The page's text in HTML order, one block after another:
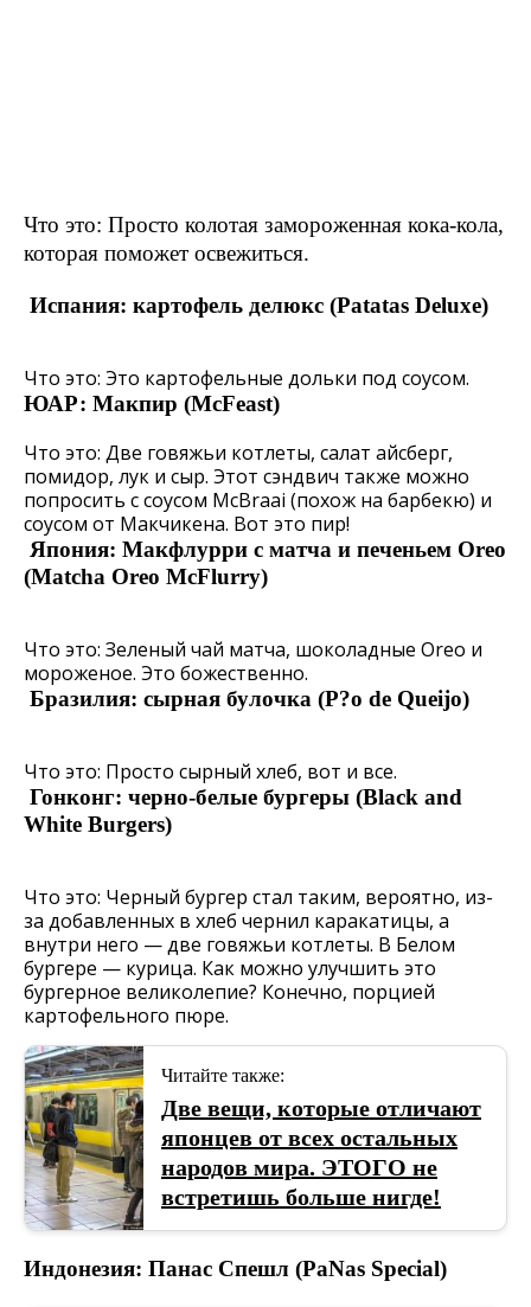
Что это: Просто колотая замороженная кока-кола,
которая поможет освежиться.
Испания: картофель делюкс (Patatas Deluxe)
Что это: Это картофельные дольки под соусом.
ЮАР: Макпир (McFeast)
Что это: Две говяжьи котлеты, салат айсберг,
помидор, лук и сыр. Этот сэндвич также можно
попросить с соусом McBraai (похож на барбекю) и
соусом от Макчикена. Вот это пир!
Япония: Макфлурри с матча и печеньем Oreo
(Matcha Oreo McFlurry)
Что это: Зеленый чай матча, шоколадные Oreo и
мороженое. Это божественно.
Бразилия: сырная булочка (P?o de Queijo)
Что это: Просто сырный хлеб, вот и все.
Гонконг: черно-белые бургеры (Black and
White Burgers)
Что это: Черный бургер стал таким, вероятно, из-
за добавленных в хлеб чернил каракатицы, а
внутри него — две говяжьи котлеты. В Белом
бургере — курица. Как можно улучшить это
бургерное великолепие? Конечно, порцией
картофельного пюре.
Читайте также:
Две вещи, которые отличают
японцев от всех остальных
народов мира. ЭТОГО не
встретишь больше нигде!
Индонезия: Панас Спешл (PaNas Special)